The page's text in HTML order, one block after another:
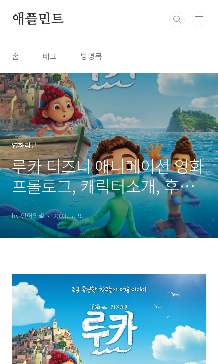
애플민트
홈 태그 방명록
영화리뷰
루카 디즈니 애니메이션 영화
프롤로그, 캐릭터소개, 후반
부
by 인어의별 2023. 7. 9.